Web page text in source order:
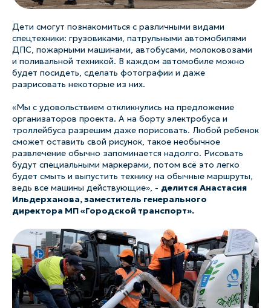
Дети смогут познакомиться с различными видами
спецтехники: грузовиками, патрульными автомобилями
ДПС, пожарными машинами, автобусами, молоковозами
и поливальной техникой. В каждом автомобиле можно
будет посидеть, сделать фотографии и даже
разрисовать некоторые из них.
«Мы с удовольствием откликнулись на предложение
организаторов проекта. А на борту электробуса и
троллейбуса разрешим даже порисовать. Любой ребенок
сможет оставить свой рисунок, такое необычное
развлечение обычно запоминается надолго. Рисовать
будут специальными маркерами, потом всё это легко
будет смыть и выпустить технику на обычные маршруты,
ведь все машины действующие», - делится Анастасия
Ильдерханова, заместитель генерального
директора МП «Городской транспорт».